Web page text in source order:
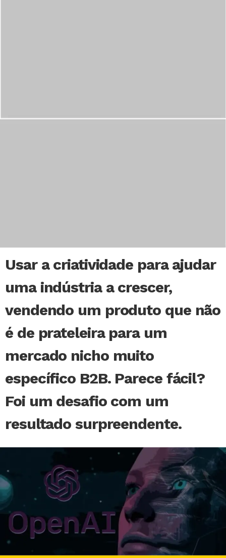
Usar a criatividade para ajudar
uma indústria a crescer,
vendendo um produto que não
é de prateleira para um
mercado nicho muito
específico B2B. Parece fácil?
Foi um desafio com um
resultado surpreendente.